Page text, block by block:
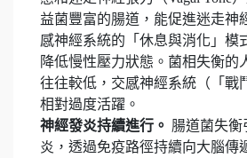
益菌豐富的腸道，能促進迷走神
感神經系統的「休息與消化」模
降低慢性壓力狀態。菌相失衡的
往往較低，交感神經系統（「戰
相對過度活躍。
神經發炎持續進行。 腸道菌失
炎，透過免疫路徑持續向大腦傳